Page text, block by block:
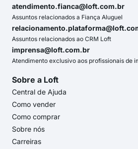
atendimento.fianca@loft.com.br
Assuntos relacionados a Fiança Aluguel
Assuntos relacionados ao CRM Loft
imprensa@loft.com.br
Atendimento exclusivo aos profissionais de
Sobre a Loft
Central de Ajuda
Como vender
Como comprar
Sobre nós
Carreiras